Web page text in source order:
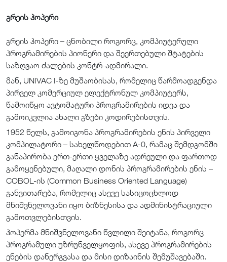
გრეის ჰოპერი
გრეის ჰოპერი – ცნობილი როგორც, კომპიუტერული
პროგრამირების პიონერი და შეერთებული შტატების
საზღვაო ძალების კონტრ-ადმირალი.
მან, UNIVAC I-ზე მუშაობისას, რომელიც წარმოადგენდა
პირველ კომერციულ ელექტრონულ კომპიუტერს,
წამოიწყო ავტომატური პროგრამირების იდეა და
გამოიკვლია ახალი გზები კოდირებისთვის.
1952 წელს, გამოიგონა პროგრამირების ენის პირველი
კომპილატორი – სახელწოდებით A-0, რამაც შემდგომში
განაპირობა ერთ-ერთი ყველაზე ადრეული და ფართოდ
გამოყენებული, მაღალი დონის პროგრამირების ენის –
COBOL-ის (Common Business Oriented Language)
განვითარება, რომელიც ასევე სასიცოცხლოდ
მნიშვნელოვანი იყო ბიზნესისა და ადმინისტრაციული
გამოთვლებისთვის.
ჰოპერმა მნიშვნელოვანი წვლილი შეიტანა, როგორც
პროგრამული უზრუნველყოფის, ასევე პროგრამირების
ენების დანერგვასა და მისი დიზაინის შემუშავებაში.